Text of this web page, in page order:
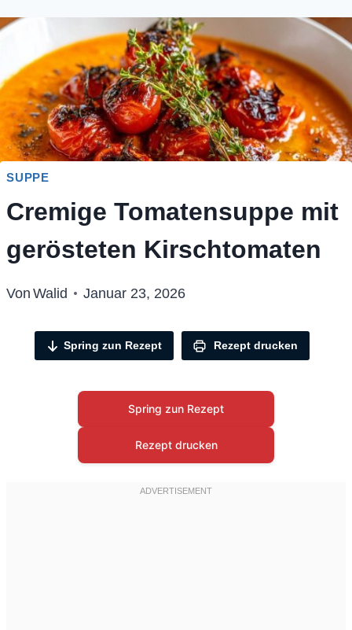
SUPPE
Cremige Tomatensuppe mit
gerösteten Kirschtomaten
Von Walid Januar 23, 2026
Spring zun Rezept Rezept drucken
Spring zun Rezept
Rezept drucken